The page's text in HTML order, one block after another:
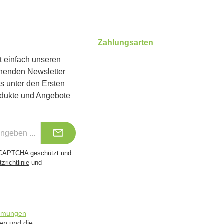
einfach unseren
Newsletter
unter den Ersten
und Angebote
geschützt und
und
Zahlungsarten